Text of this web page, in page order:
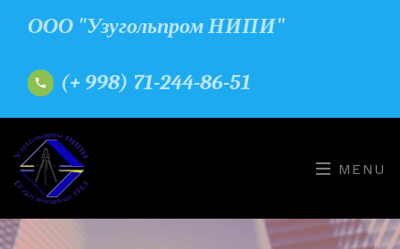
ООО "Узугольпром НИПИ"
(+ 998) 71-244-86-51
MENU